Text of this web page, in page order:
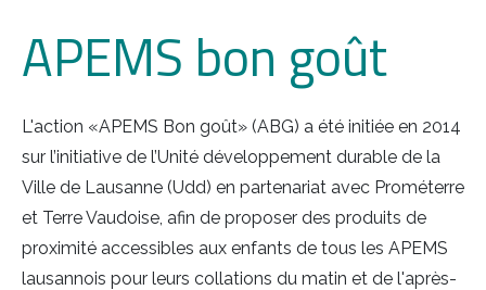
APEMS bon goût
L'action «APEMS Bon goût» (ABG) a été initiée en 2014
sur l’initiative de l’Unité développement durable de la
Ville de Lausanne (Udd) en partenariat avec Prométerre
et Terre Vaudoise, afin de proposer des produits de
proximité accessibles aux enfants de tous les APEMS
lausannois pour leurs collations du matin et de l'après-
2026